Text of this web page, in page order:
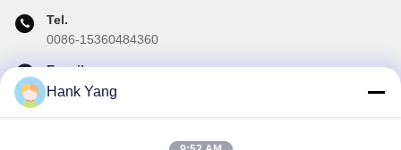
Tel.
0086-15360484360
E-mail
brake02@teibrakes.com
Hank Yang